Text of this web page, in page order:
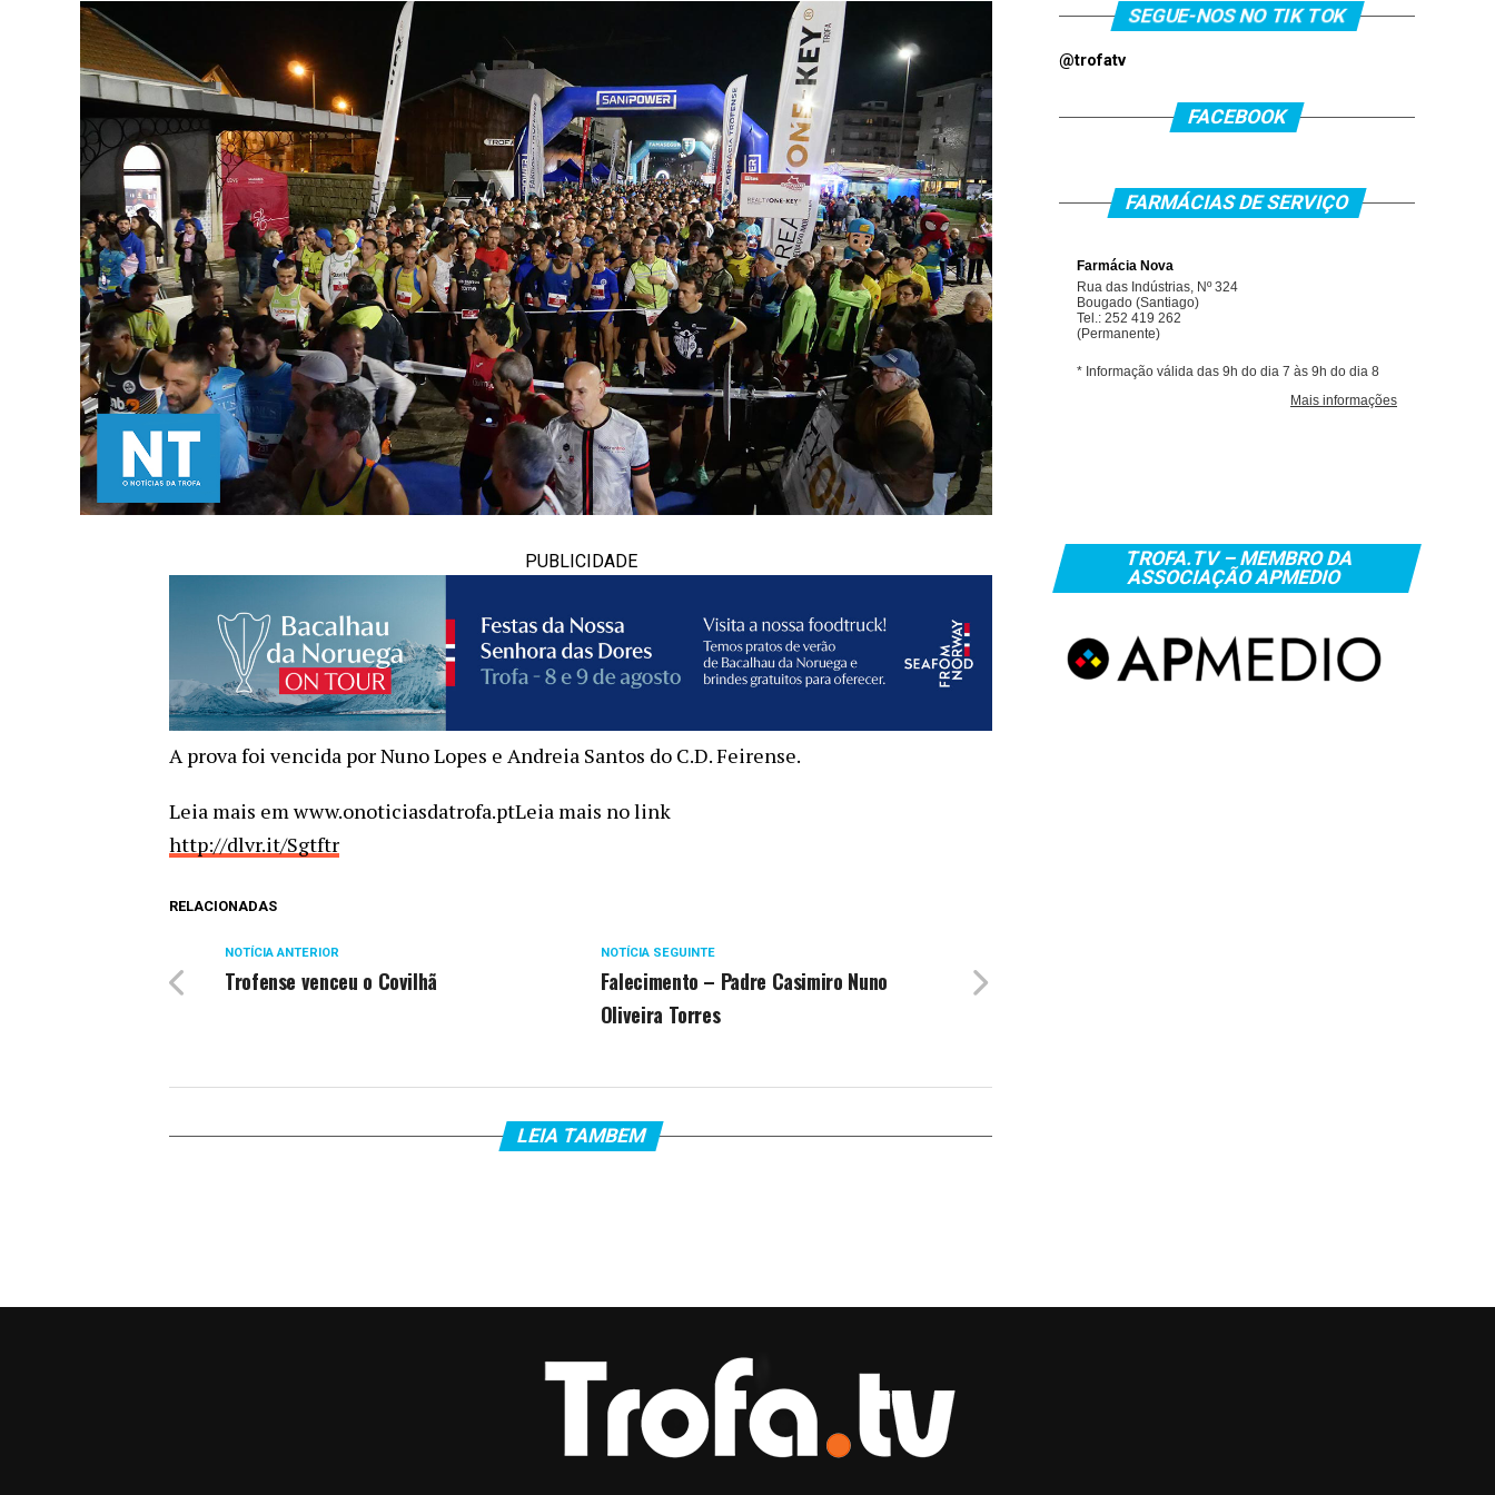
PUBLICIDADE
A prova foi vencida por Nuno Lopes e Andreia Santos do C.D. Feirense.
Leia mais em www.onoticiasdatrofa.ptLeia mais no link
http://dlvr.it/Sgtftr
RELACIONADAS
NOTÍCIA SEGUINTE
Falecimento – Padre Casimiro Nuno
Oliveira Torres
NOTÍCIA ANTERIOR
Trofense venceu o Covilhã
LEIA TAMBEM
SEGUE-NOS NO TIK TOK
@trofatv
FACEBOOK
FARMÁCIAS DE SERVIÇO
TROFA.TV – MEMBRO DA
ASSOCIAÇÃO APMEDIO